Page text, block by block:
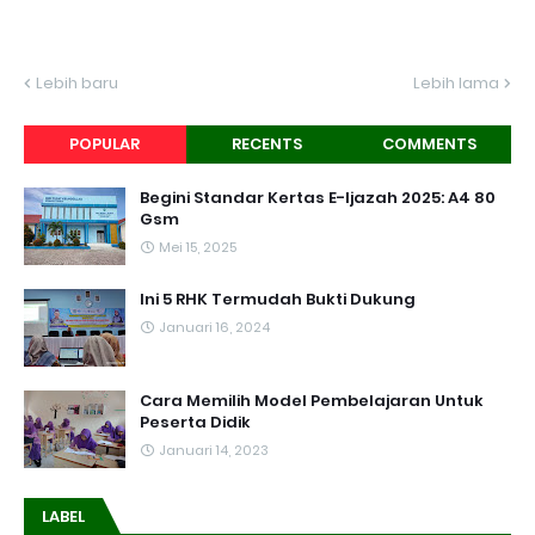
Lebih baru Lebih lama
POPULAR RECENTS COMMENTS
Begini Standar Kertas E-Ijazah 2025: A4 80
Gsm
Mei 15, 2025
Ini 5 RHK Termudah Bukti Dukung
Januari 16, 2024
Cara Memilih Model Pembelajaran Untuk
Peserta Didik
Januari 14, 2023
LABEL